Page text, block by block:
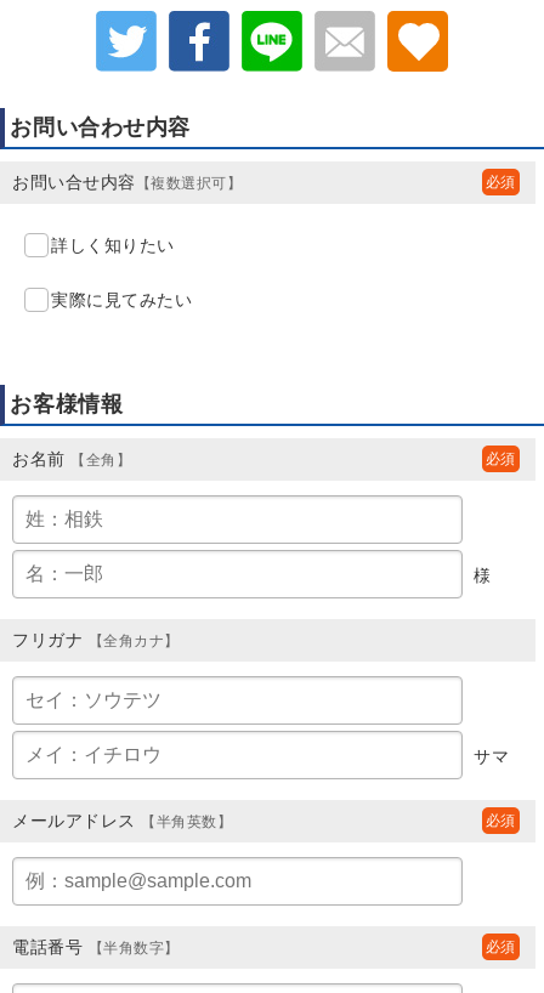
お問い合わせ内容
お問い合せ内容 【複数選択可】
詳しく知りたい
実際に見てみたい
お客様情報
お名前 【全角】
様
フリガナ 【全角カナ】
サマ
メールアドレス 【半角英数】
電話番号 【半角数字】